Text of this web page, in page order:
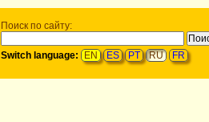
Поиск по сайту:
Switch language: EN ES PT RU FR